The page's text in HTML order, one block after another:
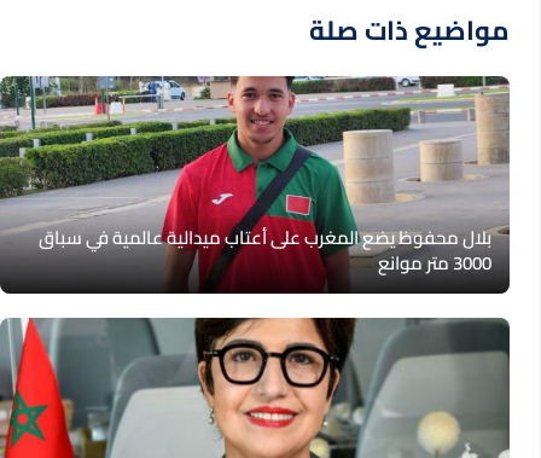
مواضيع ذات صلة
بلال محفوظ يضع المغرب على أعتاب ميدالية عالمية في سباق
3000 متر موانع